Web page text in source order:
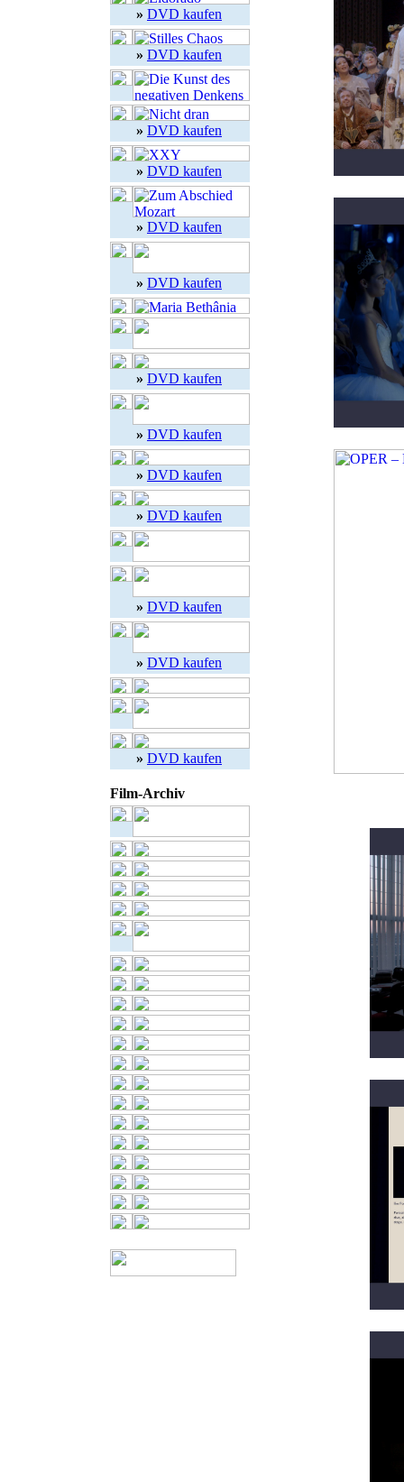
» DVD kaufen
» DVD kaufen
» DVD kaufen
» DVD kaufen
» DVD kaufen
» DVD kaufen
» DVD kaufen
» DVD kaufen
» DVD kaufen
» DVD kaufen
» DVD kaufen
» DVD kaufen
» DVD kaufen
Film-Archiv